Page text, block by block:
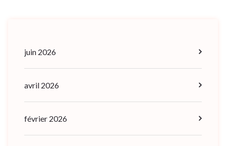
juin 2026
avril 2026
février 2026